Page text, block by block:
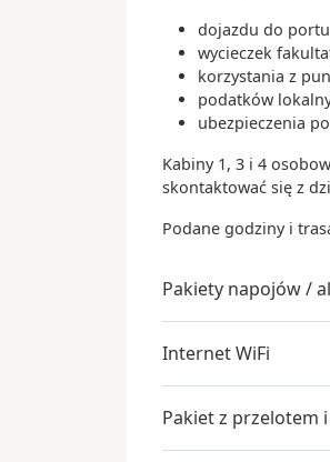
Dzień 28. czw.
Bridgetown
Barbados
dojazdu do portu
wycieczek
korzystania z
podatków
ubezpieczenia
Kabiny 1, 3 i 4
skontaktować się z
Podane godziny i
Pakiety napojów /
Internet WiFi
Pakiet z przelotem